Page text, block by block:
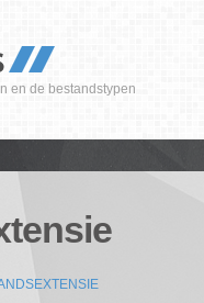
en de bestandstypen